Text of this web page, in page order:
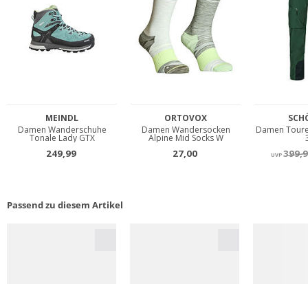
Passend zu diesem Artikel